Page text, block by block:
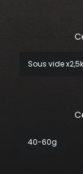
Sous vide
40-60g